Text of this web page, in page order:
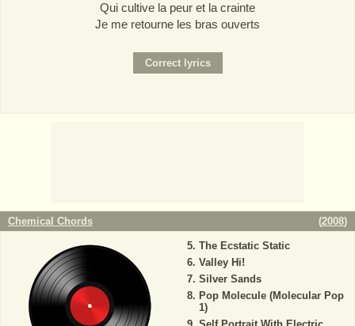
Qui cultive la peur et la crainte
Je me retourne les bras ouverts
Chemical Chords (2008)
The Ecstatic Static
Valley Hi!
Silver Sands
Pop Molecule (Molecular Pop
1)